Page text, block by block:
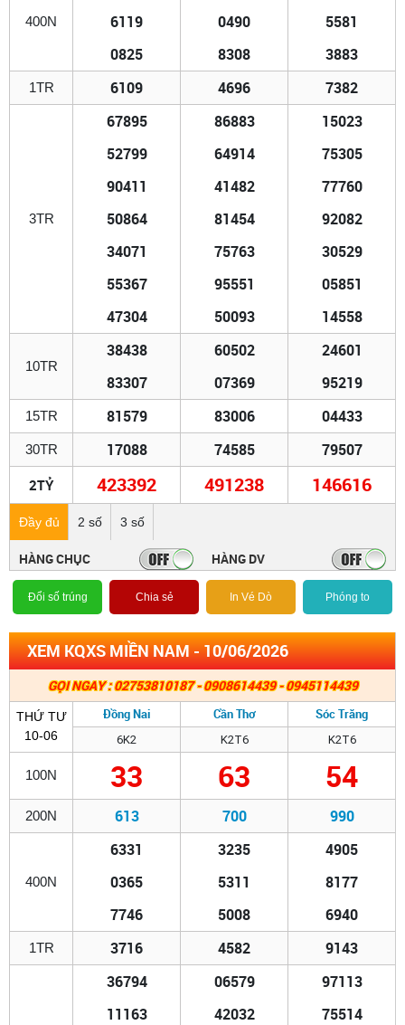
400N
6119
0825
0490
8308
5581
3883
1TR 6109 4696 7382
3TR
67895
52799
90411
50864
34071
55367
47304
86883
64914
41482
81454
75763
95551
50093
15023
75305
77760
92082
30529
05851
14558
10TR
38438
83307
60502
07369
24601
95219
15TR 81579 83006 04433
30TR 17088 74585 79507
2TỶ 423392 491238 146616
Đầy đủ 2 số 3 số
HÀNG CHỤC HÀNG DV
Đổi số trúng Chia sẻ In Vé Dò Phóng to
XEM KQXS MIỀN NAM - 10/06/2026
GỌI NGAY : 02753810187 - 0908614439 - 0945114439
THỨ TƯ
10-06
Đồng Nai Cần Thơ Sóc Trăng
6K2 K2T6 K2T6
100N 33 63 54
200N 613 700 990
400N
6331
0365
7746
3235
5311
5008
4905
8177
6940
1TR 3716 4582 9143
36794
11163
06579
42032
97113
75514